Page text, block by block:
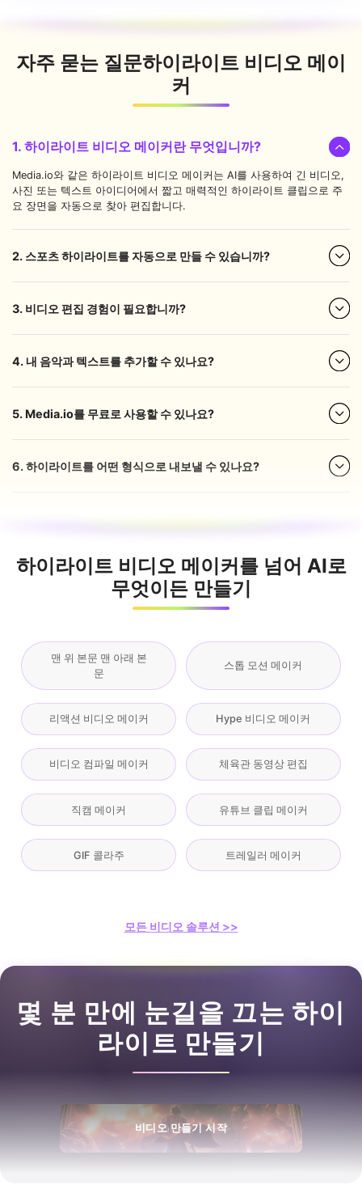
자주 묻는 질문하이라이트 비디오 메이
커
1. 하이라이트 비디오 메이커란 무엇입니까?
Media.io와 같은 하이라이트 비디오 메이커는 AI를 사용하여 긴 비디오,
사진 또는 텍스트 아이디어에서 짧고 매력적인 하이라이트 클립으로 주
요 장면을 자동으로 찾아 편집합니다.
2. 스포츠 하이라이트를 자동으로 만들 수 있습니까?
3. 비디오 편집 경험이 필요합니까?
4. 내 음악과 텍스트를 추가할 수 있나요?
5. Media.io를 무료로 사용할 수 있나요?
6. 하이라이트를 어떤 형식으로 내보낼 수 있나요?
하이라이트 비디오 메이커를 넘어 AI로
무엇이든 만들기
맨 위 본문 맨 아래 본
문
스톱 모션 메이커
리액션 비디오 메이커 Hype 비디오 메이커
비디오 컴파일 메이커 체육관 동영상 편집
직캠 메이커 유튜브 클립 메이커
GIF 콜라주 트레일러 메이커
모든 비디오 솔루션 >>
몇 분 만에 눈길을 끄는 하이
라이트 만들기
비디오 만들기 시작